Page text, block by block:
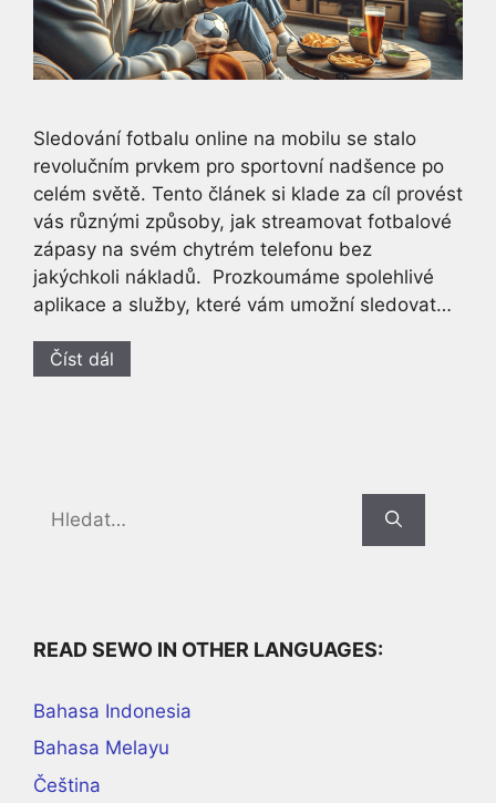
Sledování fotbalu online na mobilu se stalo
revolučním prvkem pro sportovní nadšence po
celém světě. Tento článek si klade za cíl provést
vás různými způsoby, jak streamovat fotbalové
zápasy na svém chytrém telefonu bez
jakýchkoli nákladů. Prozkoumáme spolehlivé
aplikace a služby, které vám umožní sledovat…
Číst dál
for:
READ SEWO IN OTHER LANGUAGES:
Bahasa Indonesia
Bahasa Melayu
Čeština